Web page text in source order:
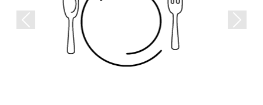
Previous Next